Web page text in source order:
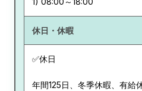
休日・休暇
✅休日
年間125日、冬季休暇、有給